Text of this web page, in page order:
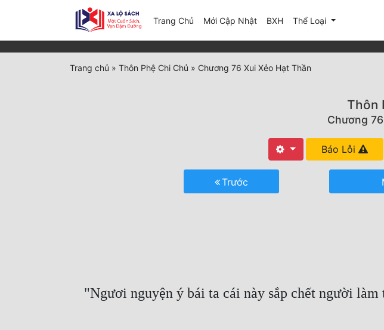
Trang Chủ Mới Cập Nhật(current)
BXH Thể Loại
Trang chủ » Thôn Phệ Chi Chủ » Chương 76 Xui Xẻo Hạt Thần
Thôn
Chương
Báo Lỗi
Trước
"Ngươi nguyện ý bái ta cái này sắp chết người